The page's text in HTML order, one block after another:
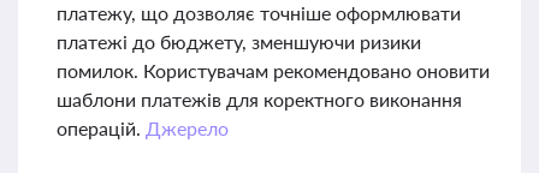
платежу, що дозволяє точніше оформлювати
платежі до бюджету, зменшуючи ризики
помилок. Користувачам рекомендовано оновити
шаблони платежів для коректного виконання
операцій. Джерело